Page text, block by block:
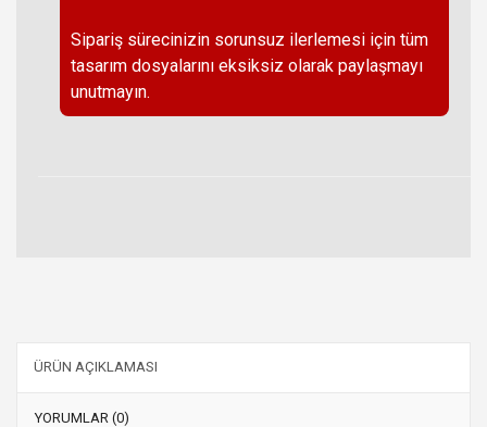
Sipariş sürecinizin sorunsuz ilerlemesi için tüm
tasarım dosyalarını eksiksiz olarak paylaşmayı
unutmayın.
ÜRÜN AÇIKLAMASI
YORUMLAR (0)